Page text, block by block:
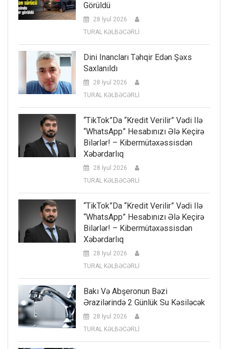
Görüldü
28 İyul 2026
TURAL KƏLBƏCƏRLİ
Dini Inancları Təhqir Edən Şəxs
Saxlanıldı
28 İyul 2026
TURAL KƏLBƏCƏRLİ
“TikTok”da “kredit Verilir” Vədi Ilə
“WhatsApp” Hesabınızı Ələ Keçirə
Bilərlər! – Kibermütəxəssisdən
Xəbərdarlıq
28 İyul 2026
TURAL KƏLBƏCƏRLİ
“TikTok”da “kredit Verilir” Vədi Ilə
“WhatsApp” Hesabınızı Ələ Keçirə
Bilərlər! – Kibermütəxəssisdən
Xəbərdarlıq
28 İyul 2026
TURAL KƏLBƏCƏRLİ
Bakı Və Abşeronun Bəzi
Ərazilərində 2 Günlük Su Kəsiləcək
28 İyul 2026
TURAL KƏLBƏCƏRLİ